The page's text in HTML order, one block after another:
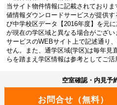
当サイト物件情報に記載されており
値情報ダウンロードサービスが提供
び中学校区データ【2016年度】を元
が現在の学区域と異なる場合がござ
サービスのWEBサイト上で記述通り
せん。また、通学区域(学区)は毎年見
らを踏まえ学区情報は参考としてご活
空室確認・内見予